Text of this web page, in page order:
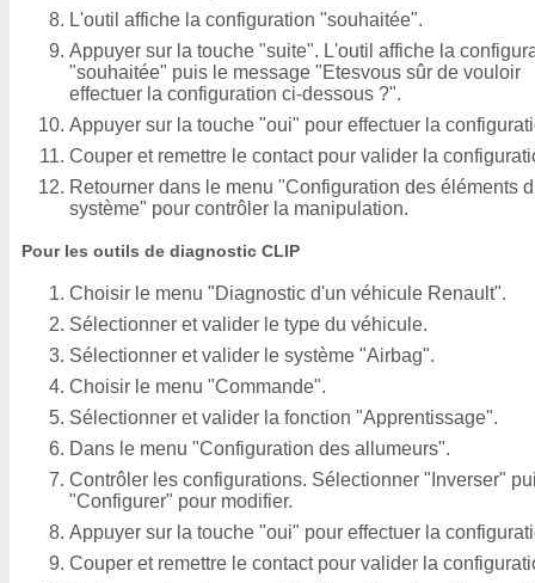
L'outil affiche la configuration "souhaitée".
Appuyer sur la touche "suite". L'outil affiche la
"souhaitée" puis le message "Etesvous sûr de vouloir
effectuer la configuration ci-dessous ?".
Appuyer sur la touche "oui" pour effectuer la
Couper et remettre le contact pour valider la
Retourner dans le menu "Configuration des éléments
système" pour contrôler la manipulation.
Pour les outils de diagnostic CLIP
Choisir le menu "Diagnostic d'un véhicule Renault".
Sélectionner et valider le type du véhicule.
Sélectionner et valider le système "Airbag".
Choisir le menu "Commande".
Sélectionner et valider la fonction "Apprentissage".
Dans le menu "Configuration des allumeurs".
Contrôler les configurations. Sélectionner "Inverser"
"Configurer" pour modifier.
Appuyer sur la touche "oui" pour effectuer la
Couper et remettre le contact pour valider la